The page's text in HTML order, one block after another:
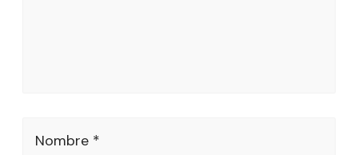
Nombre *